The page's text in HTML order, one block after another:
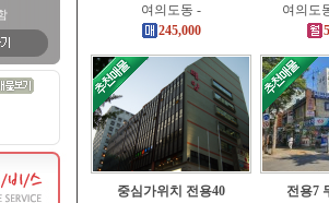
여의도동 -
245,000
여의도
중심가위치 전용40
전용7